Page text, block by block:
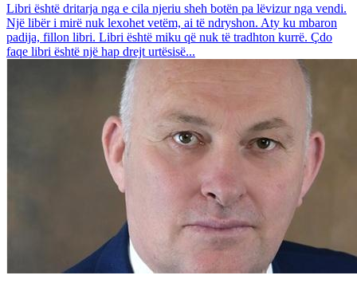
Libri është dritarja nga e cila njeriu sheh botën pa lëvizur nga vendi.
Një libër i mirë nuk lexohet vetëm, ai të ndryshon. Aty ku mbaron
padija, fillon libri. Libri është miku që nuk të tradhton kurrë. Çdo
faqe libri është një hap drejt urtësisë...